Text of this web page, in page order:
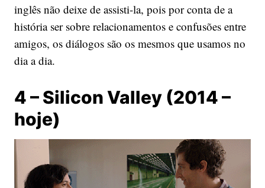
inglês não deixe de assisti-la, pois por conta de a
história ser sobre relacionamentos e confusões entre
amigos, os diálogos são os mesmos que usamos no
dia a dia.
4 – Silicon Valley (2014 –
hoje)